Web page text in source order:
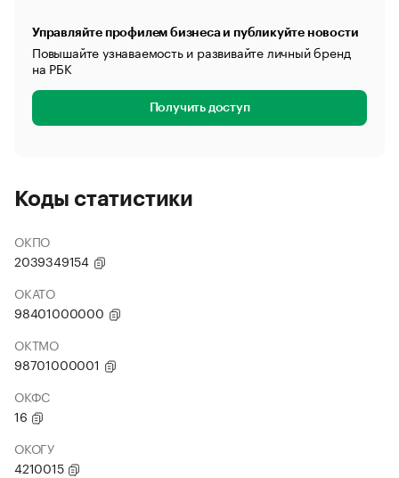
Управляйте профилем бизнеса и публикуйте новости
Повышайте узнаваемость и развивайте личный бренд
на РБК
Получить доступ
Коды статистики
ОКПО
2039349154
ОКАТО
98401000000
ОКТМО
98701000001
ОКФС
16
ОКОГУ
4210015